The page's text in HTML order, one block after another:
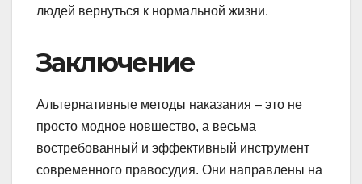
людей вернуться к нормальной жизни.
Заключение
Альтернативные методы наказания – это не
просто модное новшество, а весьма
востребованный и эффективный инструмент
современного правосудия. Они направлены на